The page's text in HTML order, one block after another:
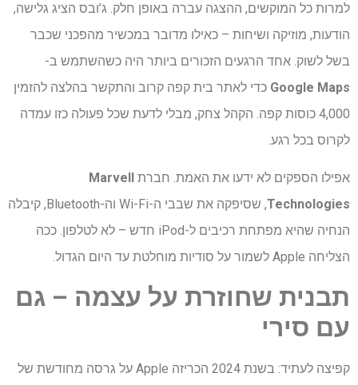
למרות כל המוקשים, ההצגה עברה באופן חלק. ג’ובס הציג גלישה,
הודעות, מוזיקה ושיחות – כאילו מדובר במכשיר מהפכני שכבר
בשל לשוק. אחד הרגעים הזכורים ביותר היה כשהשתמש ב-
Google Maps כדי לאתר בית קפה קרוב והתקשר בהלצה להזמין
4,000 כוסות קפה. הקהל צחק, מבלי לדעת שכל פעולה כזו עמדה
לקרוס בכל רגע.
אפילו הספקים לא ידעו את האמת. חברת
Marvell
Technologies
, שסיפקה את שבבי ה-Wi-Fi וה-Bluetooth, קיבלה
הנחיה שהיא מפתחת רכיבים ל-iPod חדש – לא לטלפון. ככה
הצליחה Apple לשמור על סודיות מוחלטת עד היום הגדול.
תבנית שחוזרת על עצמה – גם
עם סירי
קפיצה לעתיד: בשנת 2024 הכריזה Apple על גרסה מחודשת של